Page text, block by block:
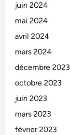
juin 2024
mai 2024
avril 2024
mars 2024
décembre 2023
octobre 2023
juin 2023
mars 2023
février 2023